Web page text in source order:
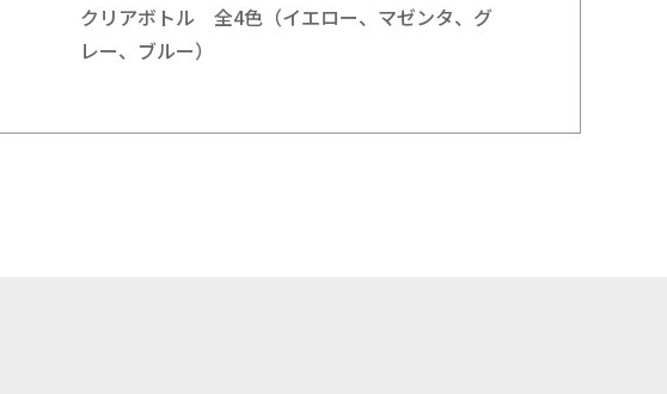
クリアボトル 全4色（イエロー、マゼンタ、グ
レー、ブルー）